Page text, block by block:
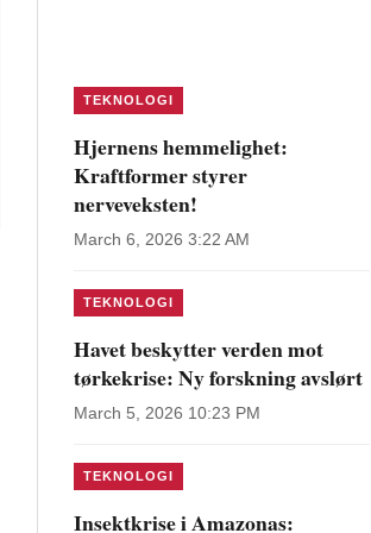
TEKNOLOGI
Hjernens hemmelighet:
Kraftformer styrer
nerveveksten!
March 6, 2026 3:22 AM
TEKNOLOGI
Havet beskytter verden mot
tørkekrise: Ny forskning avslørt
March 5, 2026 10:23 PM
TEKNOLOGI
Insektkrise i Amazonas: